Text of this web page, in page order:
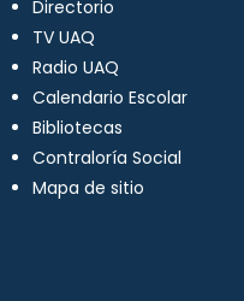
Directorio
TV UAQ
Radio UAQ
Calendario Escolar
Bibliotecas
Contraloría Social
Mapa de sitio